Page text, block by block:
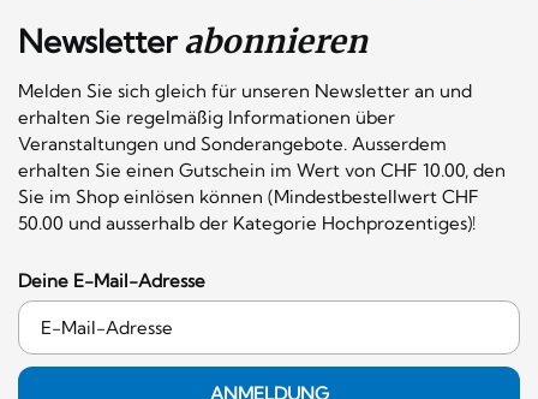
Newsletterabonnieren
Melden Sie sich gleich für unseren Newsletter an und
erhalten Sie regelmäßig Informationen über
Veranstaltungen und Sonderangebote. Ausserdem
erhalten Sie einen Gutschein im Wert von CHF 10.00, den
Sie im Shop einlösen können (Mindestbestellwert CHF
50.00 und ausserhalb der Kategorie Hochprozentiges)!
Deine E-Mail-Adresse
ANMELDUNG